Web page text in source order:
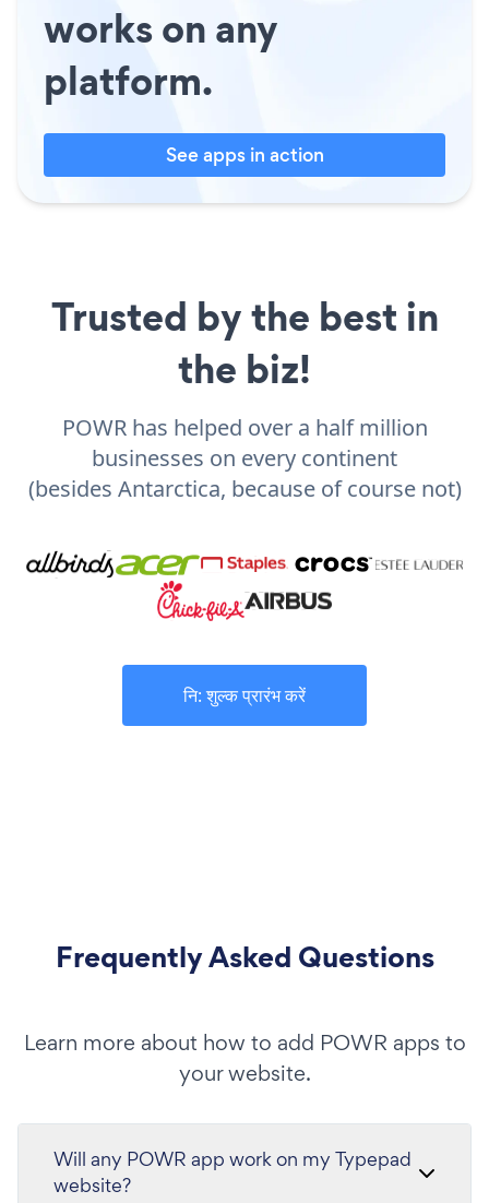
works on any
platform.
See apps in action
Trusted by the best in
the biz!
POWR has helped over a half million
businesses on every continent
(besides Antarctica, because of course not)
नि: शुल्क प्रारंभ करें
Frequently Asked Questions
Learn more about how to add POWR apps to
your website.
Will any POWR app work on my Typepad
website?